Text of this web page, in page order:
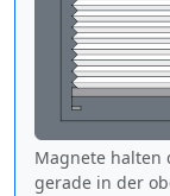
Magnete halten
gerade in der